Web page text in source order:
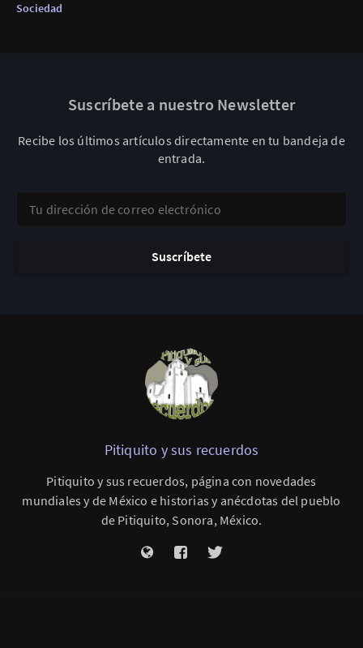
Sociedad
Suscríbete a nuestro Newsletter
Recibe los últimos artículos directamente en tu bandeja de
entrada.
Suscríbete
Pitiquito y sus recuerdos
Pitiquito y sus recuerdos, página con novedades
mundiales y de México e historias y anécdotas del pueblo
de Pitiquito, Sonora, México.